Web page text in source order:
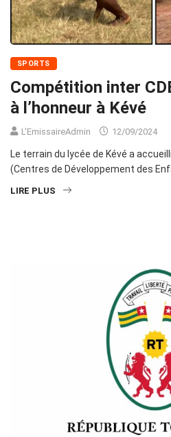
SPORTS
Compétition inter
à l’honneur à Kévé
L'EmissaireAdmin 12/09/2024
Le terrain du lycée de Kévé a
(Centres de Développement des
LIRE PLUS